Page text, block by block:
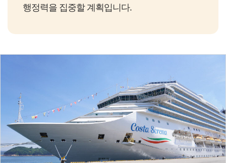
행정력을 집중할 계획입니다.